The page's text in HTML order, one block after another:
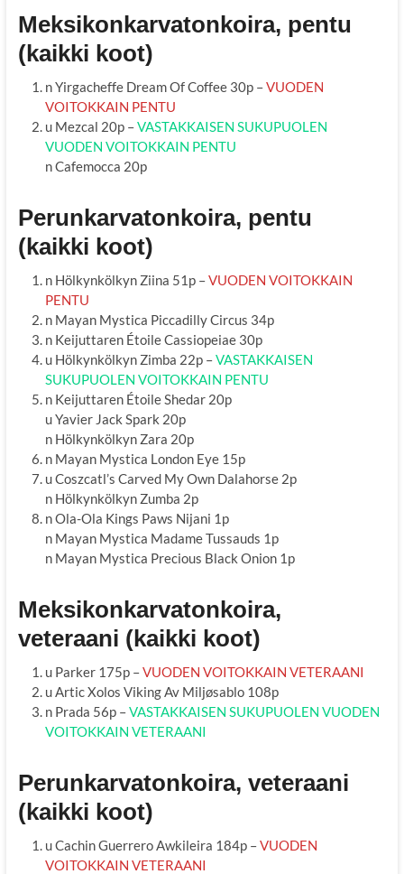
Meksikonkarvatonkoira, pentu
(kaikki koot)
n Yirgacheffe Dream Of Coffee 30p –VUODEN
VOITOKKAIN PENTU
u Mezcal 20p –VASTAKKAISEN SUKUPUOLEN
VUODEN VOITOKKAIN PENTU
n Cafemocca 20p
Perunkarvatonkoira, pentu
(kaikki koot)
n Hölkynkölkyn Ziina 51p –VUODEN VOITOKKAIN
PENTU
n Mayan Mystica Piccadilly Circus 34p
n Keijuttaren Étoile Cassiopeiae 30p
u Hölkynkölkyn Zimba 22p –VASTAKKAISEN
SUKUPUOLEN VOITOKKAIN PENTU
n Keijuttaren Étoile Shedar 20p
u Yavier Jack Spark 20p
n Hölkynkölkyn Zara 20p
n Mayan Mystica London Eye 15p
u Coszcatl’s Carved My Own Dalahorse 2p
n Hölkynkölkyn Zumba 2p
n Ola-Ola Kings Paws Nijani 1p
n Mayan Mystica Madame Tussauds 1p
n Mayan Mystica Precious Black Onion 1p
Meksikonkarvatonkoira,
veteraani (kaikki koot)
u Parker 175p –VUODEN VOITOKKAIN VETERAANI
u Artic Xolos Viking Av Miljøsablo 108p
n Prada 56p –VASTAKKAISEN SUKUPUOLEN VUODEN
VOITOKKAIN VETERAANI
Perunkarvatonkoira, veteraani
(kaikki koot)
u Cachin Guerrero Awkileira 184p –VUODEN
VOITOKKAIN VETERAANI